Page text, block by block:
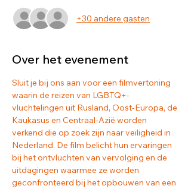
+30 andere gasten
Over het evenement
Sluit je bij ons aan voor een filmvertoning
waarin de reizen van LGBTQ+-
vluchtelingen uit Rusland, Oost-Europa, de
Kaukasus en Centraal-Azië worden
verkend die op zoek zijn naar veiligheid in
Nederland. De film belicht hun ervaringen
bij het ontvluchten van vervolging en de
uitdagingen waarmee ze worden
geconfronteerd bij het opbouwen van een